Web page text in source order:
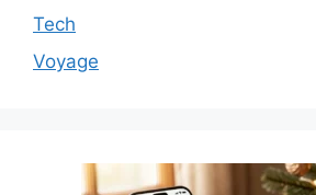
Tech
Voyage